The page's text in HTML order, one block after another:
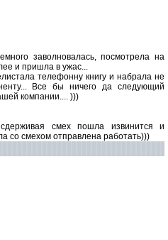
заволновалась, посмотрела на
и пришла в ужас...
телефонну книгу и набрала не
Все бы ничего да следующий
компании.... )))
смех пошла извинится и
со смехом отправлена работать)))